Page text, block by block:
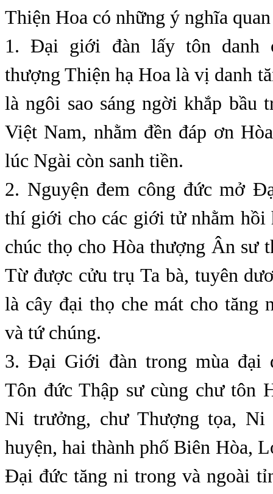
Thiện Hoa có những ý nghĩa
1. Đại giới đàn lấy tôn danh
thượng Thiện hạ Hoa là vị danh
là ngôi sao sáng ngời khắp bầu
Việt Nam, nhằm đền đáp ơn
lúc Ngài còn sanh tiền.
2. Nguyện đem công đức mở
thí giới cho các giới tử nhằm hồi
chúc thọ cho Hòa thượng Ân sư
Từ được cửu trụ Ta bà, tuyên
là cây đại thọ che mát cho tăng
và tứ chúng.
3. Đại Giới đàn trong mùa đại
Tôn đức Thập sư cùng chư tôn
Ni trưởng, chư Thượng tọa, Ni
huyện, hai thành phố Biên Hòa,
Đại đức tăng ni trong và ngoài